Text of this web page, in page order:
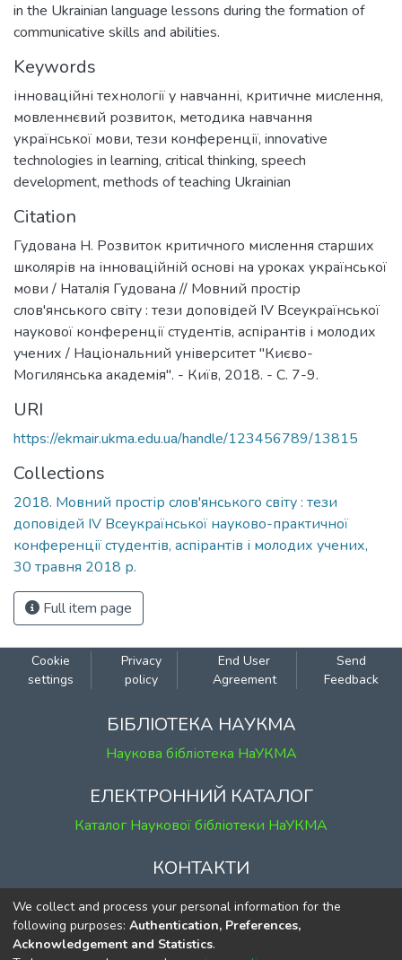
in the Ukrainian language lessons during the formation of
communicative skills and abilities.
Keywords
інноваційні технології у навчанні, критичне мислення,
мовленнєвий розвиток, методика навчання
української мови, тези конференції, innovative
technologies in learning, critical thinking, speech
development, methods of teaching Ukrainian
Citation
Гудована Н. Розвиток критичного мислення старших
школярів на інноваційній основі на уроках української
мови / Наталія Гудована // Мовний простір
слов'янського світу : тези доповідей ІV Всеукраїнської
наукової конференції студентів, аспірантів і молодих
учених / Національний університет "Києво-
Могилянська академія". - Київ, 2018. - С. 7-9.
URI
https://ekmair.ukma.edu.ua/handle/123456789/13815
Collections
2018. Мовний простір слов'янського світу : тези
доповідей IV Всеукраїнської науково-практичної
конференції студентів, аспірантів і молодих учених,
30 травня 2018 р.
Full item page
Cookie
settings
Privacy
policy
End User
Agreement
Send
Feedback
БІБЛІОТЕКА НАУКМА
Наукова бібліотека НаУКМА
ЕЛЕКТРОННИЙ КАТАЛОГ
Каталог Наукової бібліотеки НаУКМА
КОНТАКТИ
м. Київ, вул. Григорія Сковороди, 2
к. 1, к. 120
тел. (044) 463-69-31
We collect and process your personal information for the
following purposes: Authentication, Preferences,
Acknowledgement and Statistics.